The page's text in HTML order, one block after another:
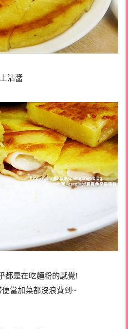
沾醬
都是在吃麵粉的感覺!
當加菜都沒浪費到~